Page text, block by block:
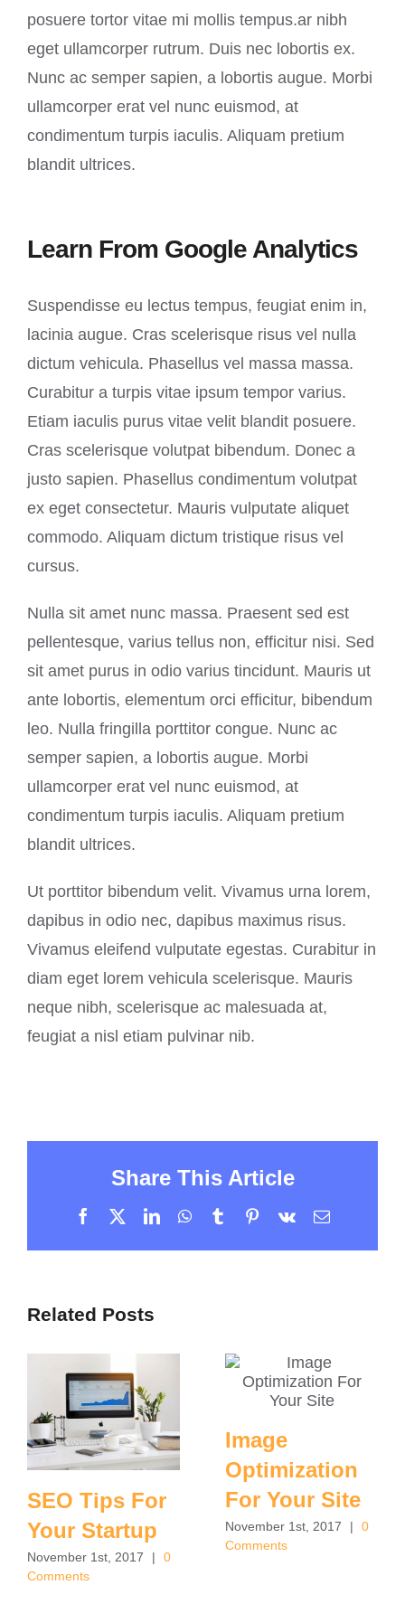
posuere tortor vitae mi mollis tempus.ar nibh
eget ullamcorper rutrum. Duis nec lobortis ex.
Nunc ac semper sapien, a lobortis augue. Morbi
ullamcorper erat vel nunc euismod, at
condimentum turpis iaculis. Aliquam pretium
blandit ultrices.
Learn From Google Analytics
Suspendisse eu lectus tempus, feugiat enim in,
lacinia augue. Cras scelerisque risus vel nulla
dictum vehicula. Phasellus vel massa massa.
Curabitur a turpis vitae ipsum tempor varius.
Etiam iaculis purus vitae velit blandit posuere.
Cras scelerisque volutpat bibendum. Donec a
justo sapien. Phasellus condimentum volutpat
ex eget consectetur. Mauris vulputate aliquet
commodo. Aliquam dictum tristique risus vel
cursus.
Nulla sit amet nunc massa. Praesent sed est
pellentesque, varius tellus non, efficitur nisi. Sed
sit amet purus in odio varius tincidunt. Mauris ut
ante lobortis, elementum orci efficitur, bibendum
leo. Nulla fringilla porttitor congue. Nunc ac
semper sapien, a lobortis augue. Morbi
ullamcorper erat vel nunc euismod, at
condimentum turpis iaculis. Aliquam pretium
blandit ultrices.
Ut porttitor bibendum velit. Vivamus urna lorem,
dapibus in odio nec, dapibus maximus risus.
Vivamus eleifend vulputate egestas. Curabitur in
diam eget lorem vehicula scelerisque. Mauris
neque nibh, scelerisque ac malesuada at,
feugiat a nisl etiam pulvinar nib.
Share This Article
Facebook LinkedInWhatsApp
TumblrPinterest
Vk Email
Related Posts
SEO Tips For
Your Startup
November 1st, 2017 |
0
Comments
Image
Optimization
For Your Site
November 1st, 2017 |
0
Comments